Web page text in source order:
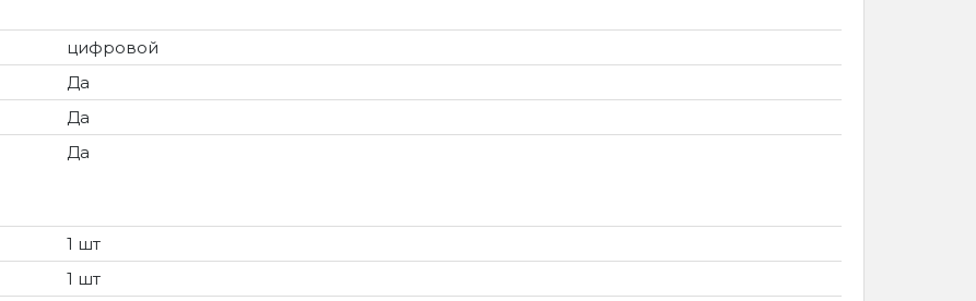
цифровой
Да
Да
Да
1 шт
1 шт